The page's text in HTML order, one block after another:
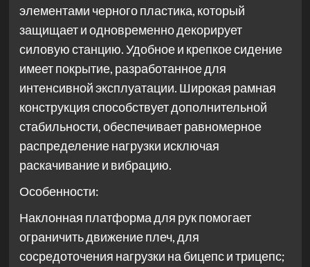
элементами черного пластика, который
защищает и одновременно декорирует
силовую станцию. Удобное и крепкое сидение
имеет покрытие, разработанное для
интенсивной эксплуатации. Широкая рамная
конструкция способствует дополнительной
стабильности, обеспечивает равномерное
распределение нагрузки исключая
раскачивание и вибрацию.
Особенности:
Наклонная платформа для рук помогает
ограничить движение плеч, для
сосредоточения нагрузки на бицепс и трицепс;